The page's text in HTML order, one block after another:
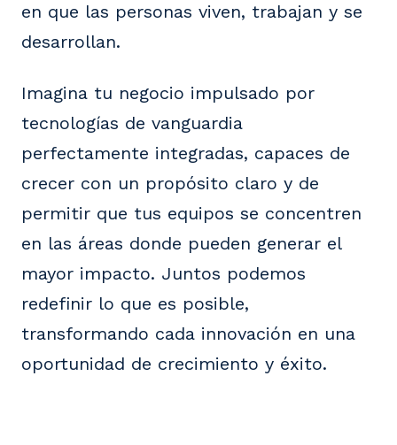
en que las personas viven, trabajan y se
desarrollan.
Imagina tu negocio impulsado por
tecnologías de vanguardia
perfectamente integradas, capaces de
crecer con un propósito claro y de
permitir que tus equipos se concentren
en las áreas donde pueden generar el
mayor impacto. Juntos podemos
redefinir lo que es posible,
transformando cada innovación en una
oportunidad de crecimiento y éxito.